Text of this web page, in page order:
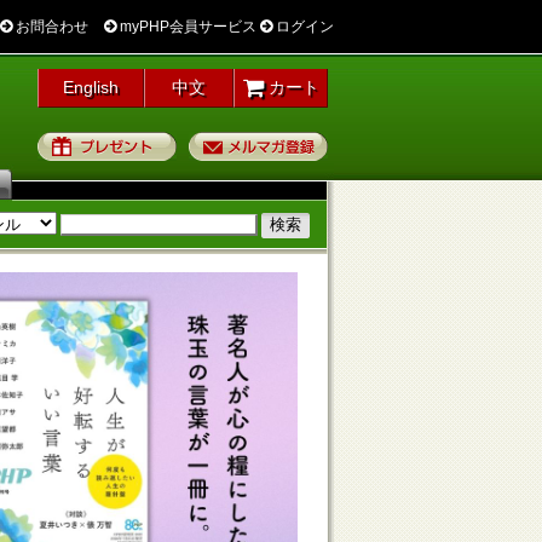
お問合わせ myPHP会員サービス ログイン
English 中文 カート
プレゼント